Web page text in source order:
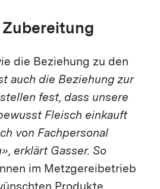
die Beziehung zu den
auch die Beziehung zur
fest, dass unsere
Fleisch einkauft
von Fachpersonal
erklärt Gasser. So
im Metzgereibetrieb